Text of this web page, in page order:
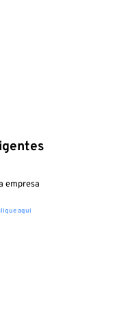
empresa
aqui